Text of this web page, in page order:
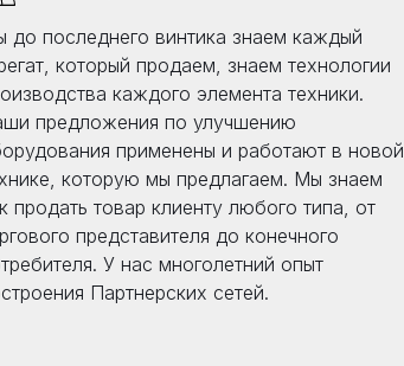
до последнего винтика знаем каждый
который продаем, знаем технологии
каждого элемента техники.
предложения по улучшению
применены и работают в новой
которую мы предлагаем. Мы знаем
продать товар клиенту любого типа, от
представителя до конечного
У нас многолетний опыт
Партнерских сетей.